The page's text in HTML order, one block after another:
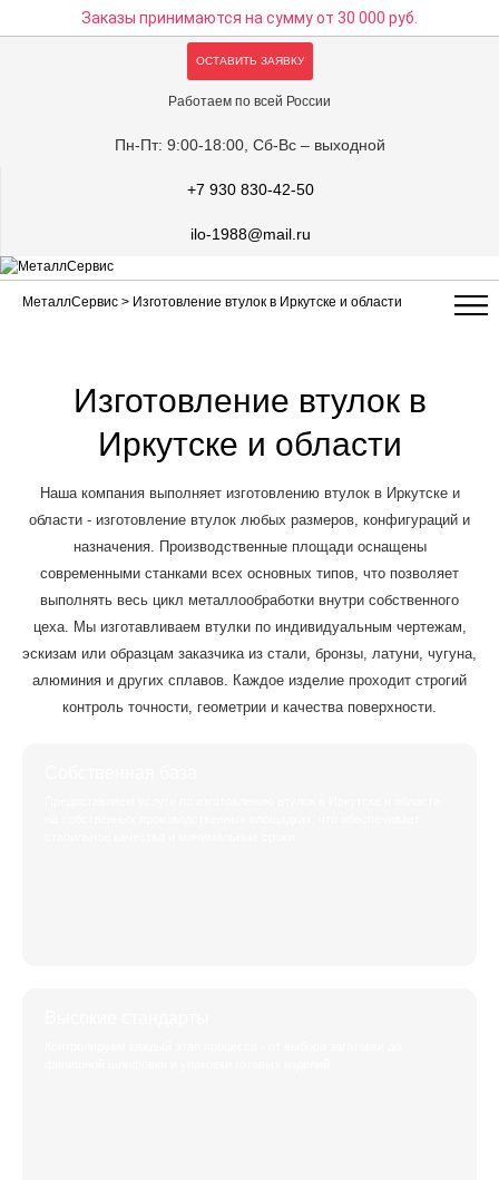
Заказы принимаются на суммуот 30 000 руб.
ОСТАВИТЬ ЗАЯВКУ
Работаем по всей России
Пн-Пт: 9:00-18:00, Сб-Вс – выходной
+7 930 830-42-50
ilo-1988@mail.ru
МеталлСервис > Изготовление втулок в Иркутске и области
Изготовление втулок в
Иркутске и области
Наша компания выполняет изготовлению втулок в Иркутске и
области - изготовление втулок любых размеров, конфигураций и
назначения. Производственные площади оснащены
современными станками всех основных типов, что позволяет
выполнять весь цикл металлообработки внутри собственного
цеха. Мы изготавливаем втулки по индивидуальным чертежам,
эскизам или образцам заказчика из стали, бронзы, латуни, чугуна,
алюминия и других сплавов. Каждое изделие проходит строгий
контроль точности, геометрии и качества поверхности.